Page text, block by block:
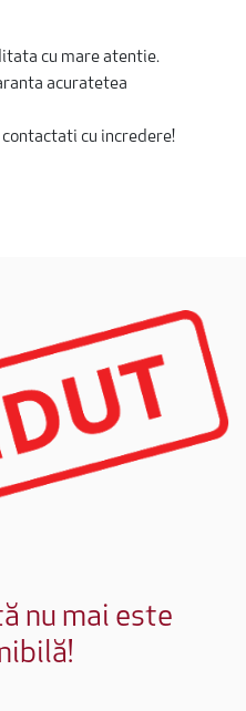
cu mare atentie.
acuratetea
cu incredere!
nu mai este